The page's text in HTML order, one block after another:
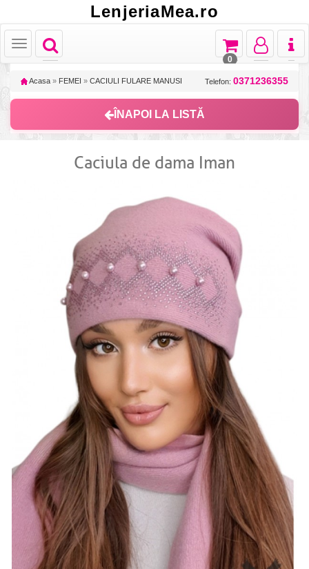
LenjeriaMea.ro
Toggle
navigation
Toggle
Toggle
navigation
Toggle
navigation
Toggle
navigation
0
Acasa » FEMEI » CACIULI FULARE MANUSI Telefon: 0371236355
ÎNAPOI LA LISTĂ
Caciula de dama Iman